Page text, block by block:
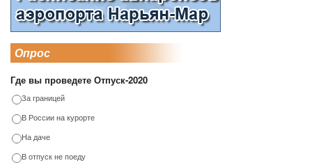
Опрос
Где вы проведете Отпуск-2020
За границей
В России на курорте
На даче
В отпуск не поеду